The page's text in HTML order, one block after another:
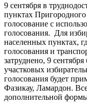
9 сентября в
пунктах Пригородного
голосование с
голосования. Для
населенных пунктах,
голосования и
затруднено, 9
участковых
голосования будет
Фазикау, Ламардон.
дополнительной